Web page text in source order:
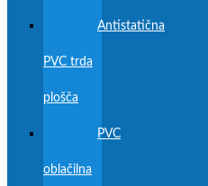
Antistatična
PVC trda
plošča
PVC
oblačilna